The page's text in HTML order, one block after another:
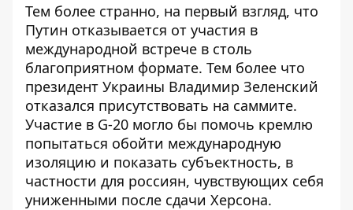
Тем более странно, на первый взгляд, что
Путин отказывается от участия в
международной встрече в столь
благоприятном формате. Тем более что
президент Украины Владимир Зеленский
отказался присутствовать на саммите.
Участие в G-20 могло бы помочь кремлю
попытаться обойти международную
изоляцию и показать субъектность, в
частности для россиян, чувствующих себя
униженными после сдачи Херсона.